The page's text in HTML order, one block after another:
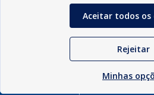
LOC RODOVIA PB 018, SN, Centro,
(83) 3618-
Exp: Segunda a sexta,
Aceitar todos os
Rejeitar
Minhas